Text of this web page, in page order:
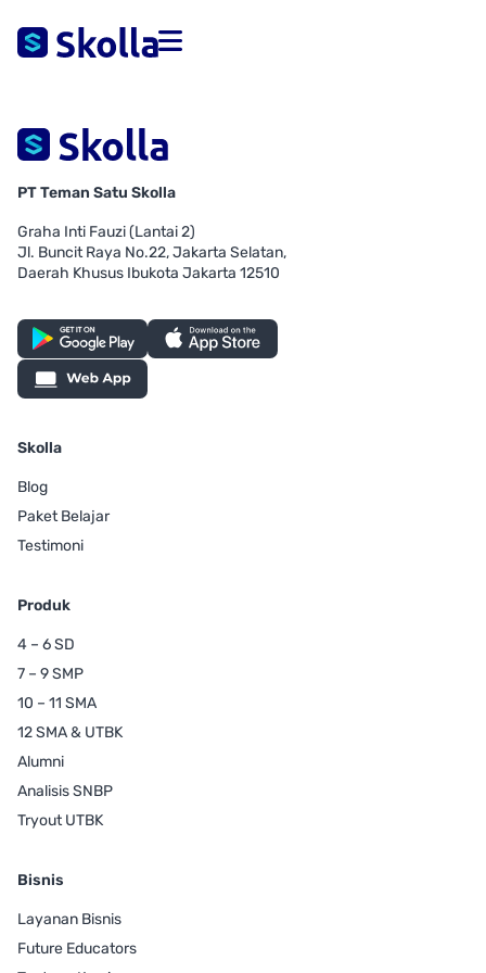
PT Teman Satu Skolla
Graha Inti Fauzi (Lantai 2)
Jl. Buncit Raya No.22, Jakarta Selatan,
Daerah Khusus Ibukota Jakarta 12510
Skolla
Blog
Paket Belajar
Testimoni
Produk
4 – 6 SD
7 – 9 SMP
10 – 11 SMA
12 SMA & UTBK
Alumni
Analisis SNBP
Tryout UTBK
Bisnis
Layanan Bisnis
Future Educators